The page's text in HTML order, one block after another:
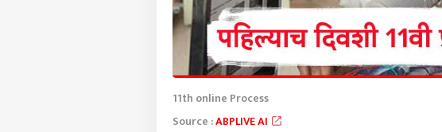
11th online Process
Source :ABPLIVE AI